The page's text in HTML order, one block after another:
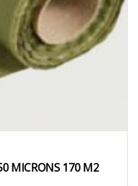
MICRONS 170 M2